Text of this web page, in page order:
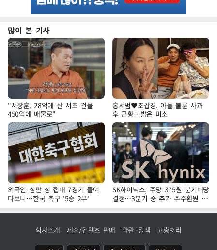
많이 본 기사
"서장훈, 28억에 산 서초 건물
450억에 매물로"
홍서범♥조갑경, 아들 불륜 사과
후 근황…밝은 미소
외국인 심판 성 접대 7경기 들여
다보니…한국 축구 '5승 2무'
SK하이닉스, 주당 375원 분기배당
결정…3분기 중 추가 주주환원 발
표
회사소개 제휴/컨텐츠 판매 약관·정책 고충처리